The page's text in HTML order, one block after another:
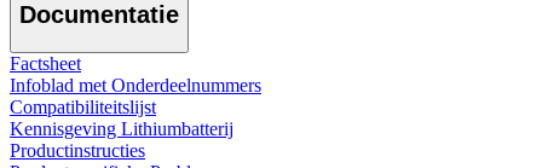
Documentatie
Factsheet
Infoblad met Onderdeelnummers
Compatibiliteitslijst
Kennisgeving Lithiumbatterij
Productinstructies